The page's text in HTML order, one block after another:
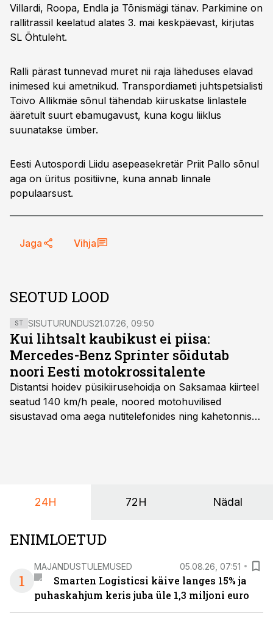
Villardi, Roopa, Endla ja Tõnismägi tänav. Parkimine on
rallitrassil keelatud alates 3. mai keskpäevast, kirjutas
SL Õhtuleht.
Ralli pärast tunnevad muret nii raja läheduses elavad
inimesed kui ametnikud. Transpordiameti juhtspetsialisti
Toivo Allikmäe sõnul tähendab kiiruskatse linlastele
ääretult suurt ebamugavust, kuna kogu liiklus
suunatakse ümber.
Eesti Autospordi Liidu asepeasekretär Priit Pallo sõnul
aga on üritus positiivne, kuna annab linnale
populaarsust.
Jaga Vihja
SEOTUD LOOD
ST SISUTURUNDUS21.07.26, 09:50
Kui lihtsalt kaubikust ei piisa:
Mercedes-Benz Sprinter sõidutab
noori Eesti motokrossitalente
Distantsi hoidev püsikiirusehoidja on Saksamaa kiirteel
seatud 140 km/h peale, noored motohuvilised
sisustavad oma aega nutitelefonides ning kahetonnises
24H 72H Nädal
ENIMLOETUD
1
MAJANDUSTULEMUSED 05.08.26, 07:51
Smarten Logisticsi käive langes 15% ja
puhaskahjum keris juba üle 1,3 miljoni euro